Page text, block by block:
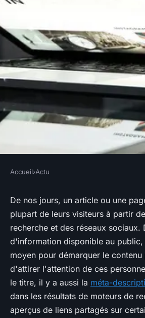
5 conseils pour
bonne méta-
salim•15 juillet 2017•3 min de lecture
Accueil›Actu
De nos jours, un article ou une
plupart de leurs visiteurs à partir
recherche et des réseaux sociaux.
d'information disponible au
moyen pour démarquer le contenu
d'attirer l'attention de ces
le titre, il y a aussi la méta-
dans les résultats de moteurs de
aperçus de liens partagés sur